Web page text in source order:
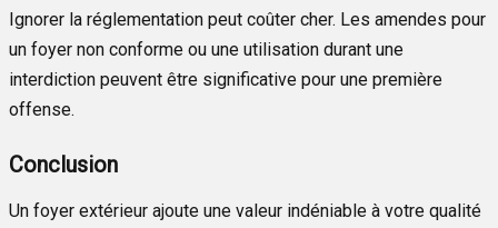
Ignorer la réglementation peut coûter cher. Les amendes pour
un foyer non conforme ou une utilisation durant une
interdiction peuvent être significative pour une première
offense.
Conclusion
Un foyer extérieur ajoute une valeur indéniable à votre qualité